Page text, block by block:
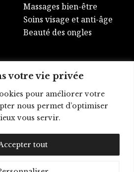
votre vie privée
pour améliorer votre
nous permet d’optimiser
vous servir.
tout
Massages bien-être
Soins visage et anti-âge
Beauté des ongles
08